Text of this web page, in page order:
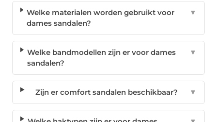
Welke materialen worden gebruikt voor
dames sandalen?
▼
Welke bandmodellen zijn er voor dames
sandalen?
▼
Zijn er comfort sandalen beschikbaar? ▼